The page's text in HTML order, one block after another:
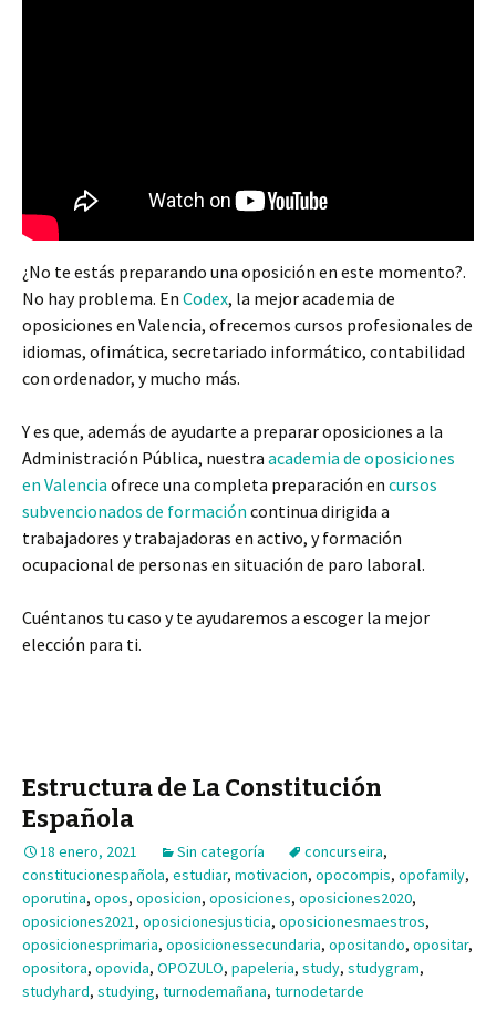
¿No te estás preparando una oposición en este momento?.
No hay problema. En Codex, la mejor academia de
oposiciones en Valencia, ofrecemos cursos profesionales de
idiomas, ofimática, secretariado informático, contabilidad
con ordenador, y mucho más.
Y es que, además de ayudarte a preparar oposiciones a la
Administración Pública, nuestra academia de oposiciones
en Valencia ofrece una completa preparación en cursos
subvencionados de formación continua dirigida a
trabajadores y trabajadoras en activo, y formación
ocupacional de personas en situación de paro laboral.
Cuéntanos tu caso y te ayudaremos a escoger la mejor
elección para ti.
Estructura de La Constitución
Española
18 enero, 2021 Sin categoría concurseira,
constitucionespañola, estudiar, motivacion, opocompis, opofamily,
oporutina, opos, oposicion, oposiciones, oposiciones2020,
oposiciones2021, oposicionesjusticia, oposicionesmaestros,
oposicionesprimaria, oposicionessecundaria, opositando, opositar,
opositora, opovida, OPOZULO, papeleria, study, studygram,
studyhard, studying, turnodemañana, turnodetarde